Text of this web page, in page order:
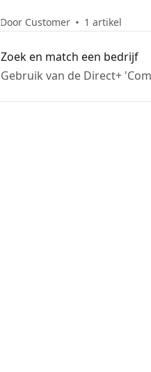
Door Customer 1 artikel
Zoek en match een bedrijf
Gebruik van de Direct+